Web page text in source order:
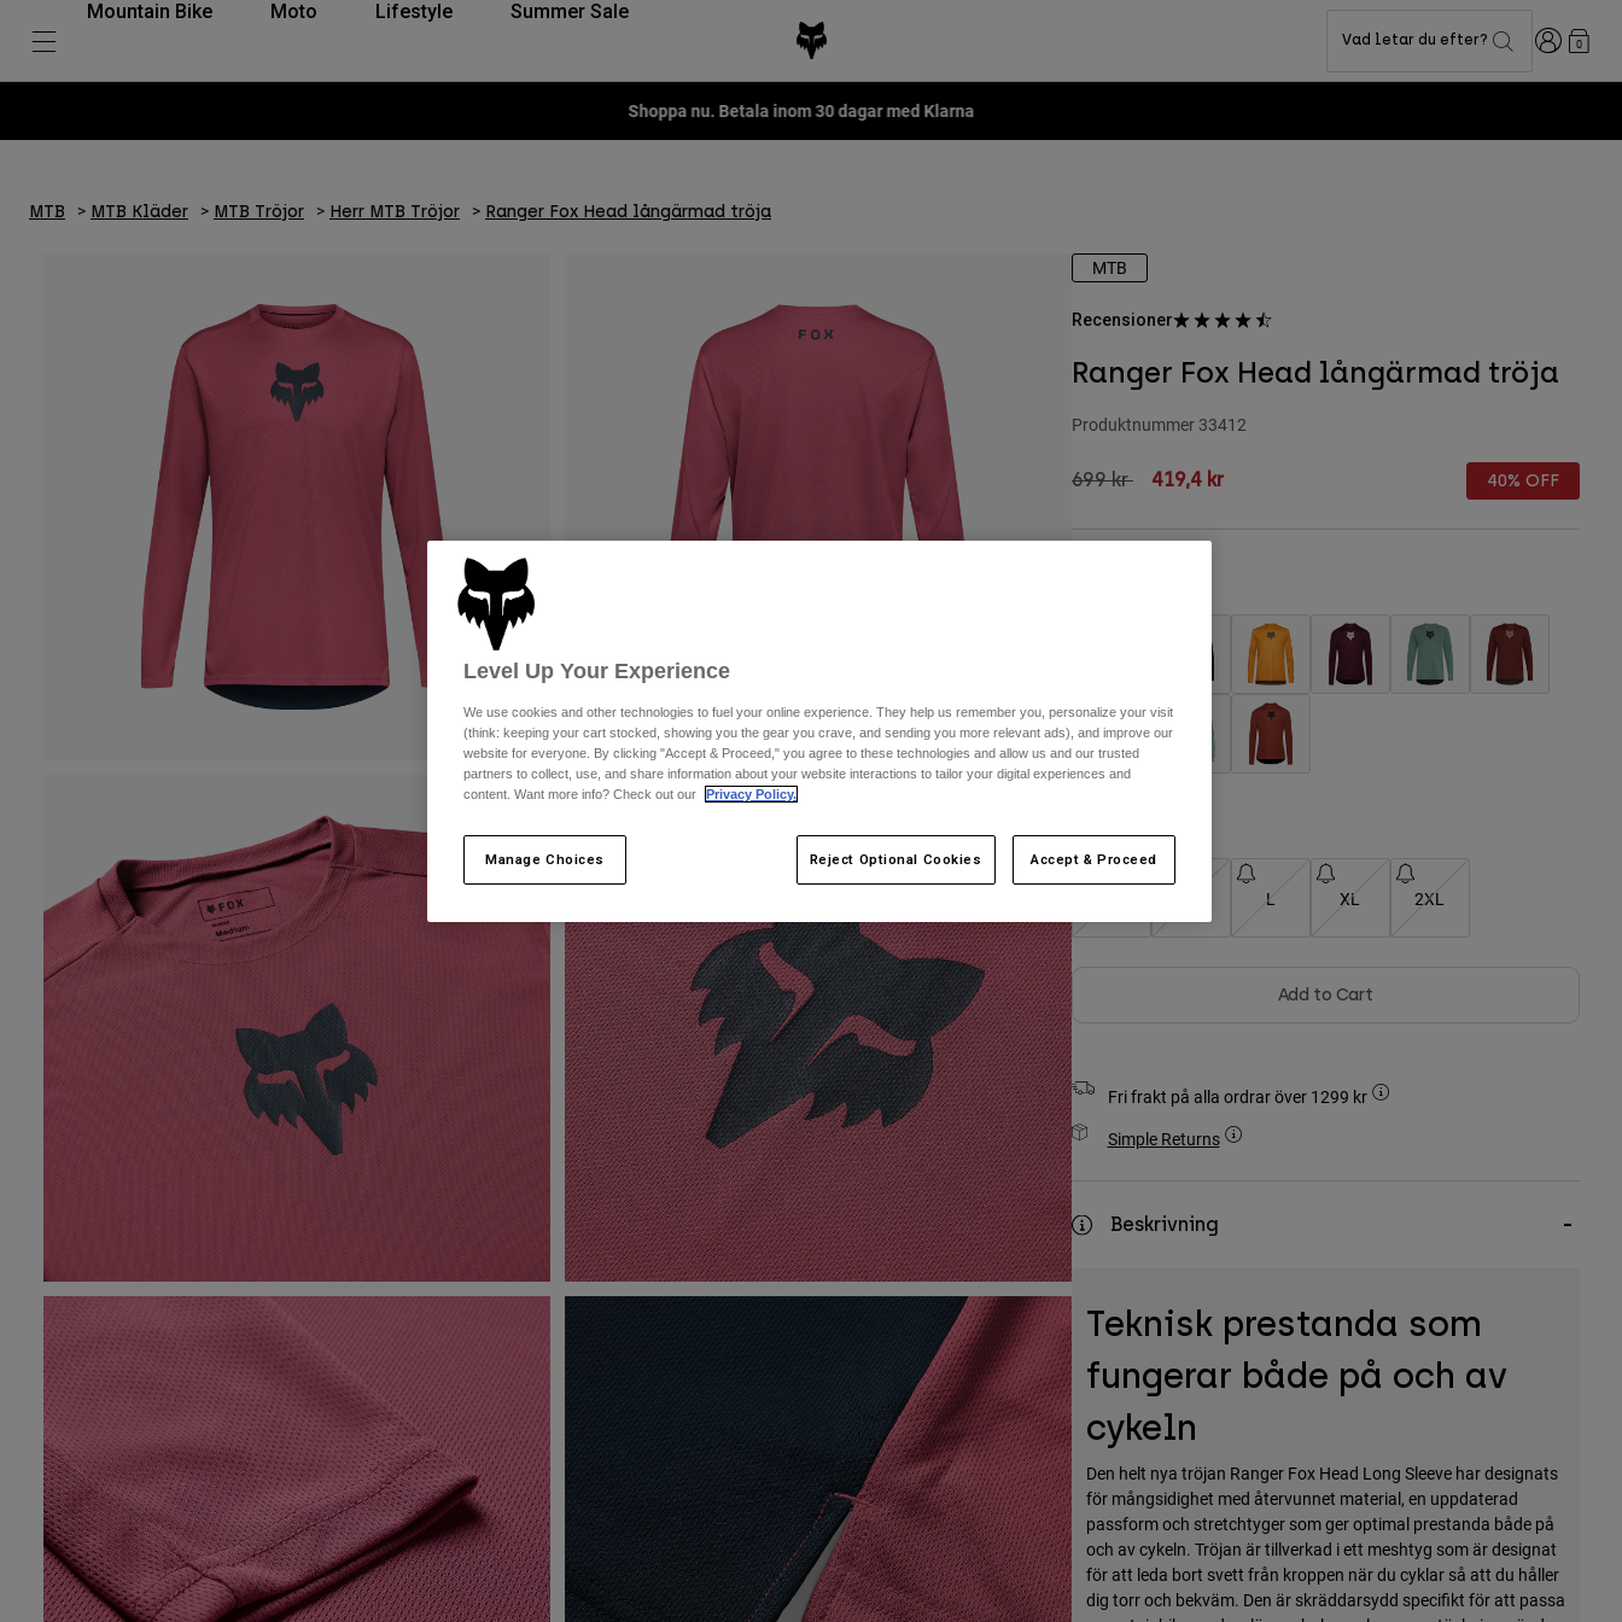
Mountain Bike Moto Lifestyle Summer Sale
Vad letar du efter? Login0
Shoppa nu. Betala inom 30 dagar med Klarna
MTB MTB Kläder MTB Tröjor Herr MTB Tröjor Ranger Fox Head långärmad tröja
MTB
Recensioner
Ranger Fox Head långärmad tröja
Produktnummer 33412
Price reduced from
699 krto419,4 kr 40% OFF
selected
Storlekstabell
L XL 2XL
Add to Cart
Fri frakt på alla ordrar över 1299 kr
Simple Returns
Beskrivning
Teknisk prestanda som
fungerar både på och av
cykeln
Den helt nya tröjan Ranger Fox Head Long Sleeve har designats
för mångsidighet med återvunnet material, en uppdaterad
passform och stretchtyger som ger optimal prestanda både på
och av cykeln. Tröjan är tillverkad i ett meshtyg som är designat
för att leda bort svett från kroppen när du cyklar så att du håller
dig torr och bekväm. Den är skräddarsydd specifikt för att passa
Level Up Your Experience
We use cookies and other technologies to fuel your online experience. They help us remember you, personalize your visit
(think: keeping your cart stocked, showing you the gear you crave, and sending you more relevant ads), and improve our
website for everyone. By clicking "Accept & Proceed," you agree to these technologies and allow us and our trusted
partners to collect, use, and share information about your website interactions to tailor your digital experiences and
content. Want more info? Check out our
Privacy Policy.
Manage Choices Reject Optional Cookies Accept & Proceed